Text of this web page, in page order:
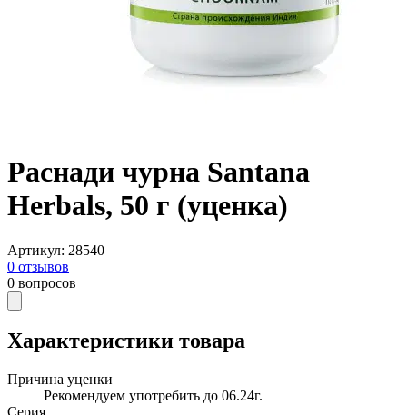
Раснади чурна Santana
Herbals, 50 г (уценка)
Артикул: 28540
0 отзывов
0 вопросов
Характеристики товара
Причина уценки
Рекомендуем употребить до 06.24г.
Серия